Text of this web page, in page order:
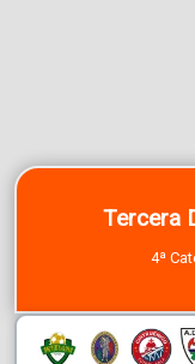
Tercera
4ª